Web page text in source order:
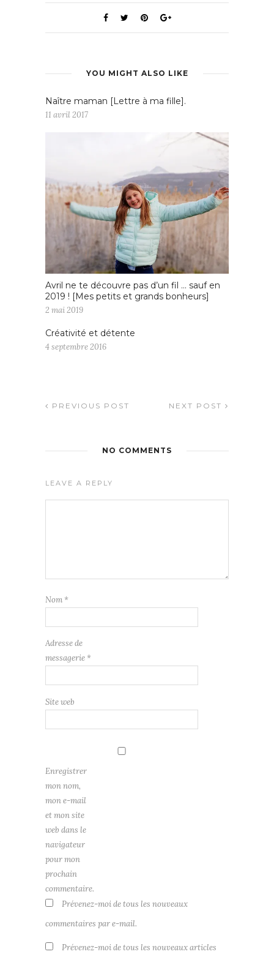
YOU MIGHT ALSO LIKE
Naître maman [Lettre à ma fille].
11 avril 2017
Avril ne te découvre pas d’un fil … sauf en
2019 ! [Mes petits et grands bonheurs]
2 mai 2019
Créativité et détente
4 septembre 2016
PREVIOUS POST NEXT POST
NO COMMENTS
LEAVE A REPLY
Nom *
Adresse de
messagerie *
Site web
Enregistrer
mon nom,
mon e-mail
et mon site
web dans le
navigateur
pour mon
prochain
commentaire.
Prévenez-moi de tous les nouveaux
commentaires par e-mail.
Prévenez-moi de tous les nouveaux articles